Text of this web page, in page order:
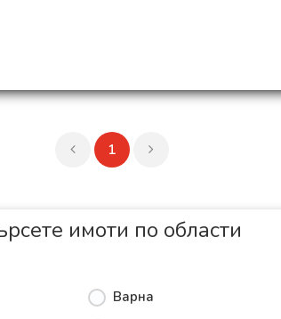
1
имоти по области
Варна